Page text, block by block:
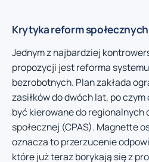
Krytyka reform społecznych
Jednym z najbardziej
propozycji jest reforma
bezrobotnych. Plan zakłada
zasiłków do dwóch lat, po
być kierowane do regionalnych
społecznej (CPAS). Magnette
oznacza to przerzucenie
które już teraz borykają się z